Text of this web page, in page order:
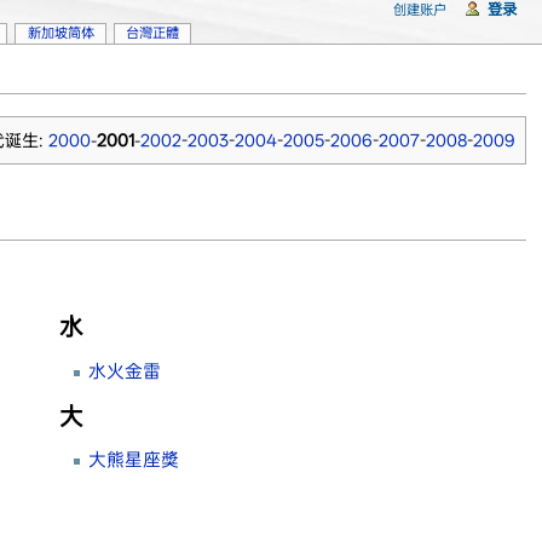
生: 2000-2001-2002-2003-2004-2005-2006-2007-2008-2009
水
水火金雷
大
大熊星座獎
新加坡简体 台灣正體
创建账户 登录